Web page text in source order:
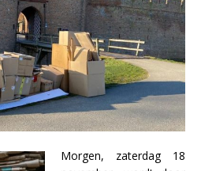
Morgen, zaterdag 18